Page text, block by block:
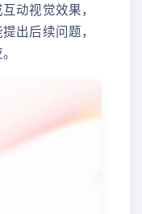
动视觉效果，
出后续问题，